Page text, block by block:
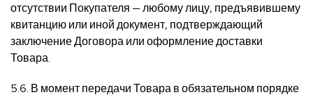
отсутствии Покупателя — любому лицу, предъявившему
квитанцию или иной документ, подтверждающий
заключение Договора или оформление доставки
Товара.
5.6. В момент передачи Товара в обязательном порядке